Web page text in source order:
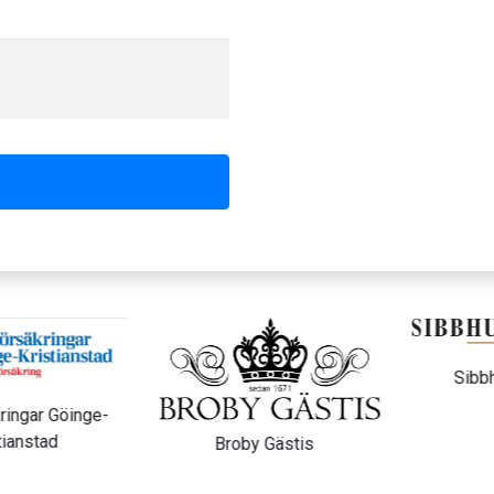
Göinge-
Broby Gästis